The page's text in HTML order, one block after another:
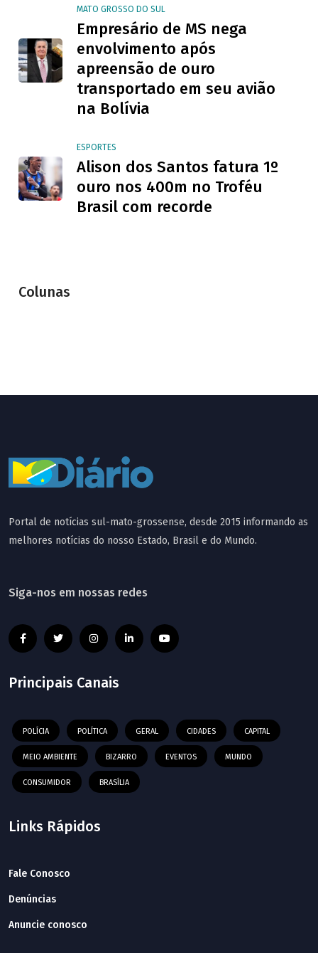
MATO GROSSO DO SUL
Empresário de MS nega
envolvimento após
apreensão de ouro
transportado em seu avião
na Bolívia
ESPORTES
Alison dos Santos fatura 1º
ouro nos 400m no Troféu
Brasil com recorde
Colunas
Portal de notícias sul-mato-grossense, desde 2015 informando as
melhores notícias do nosso Estado, Brasil e do Mundo.
Siga-nos em nossas redes
Principais Canais
POLÍCIA POLÍTICA GERAL CIDADES CAPITAL
MEIO AMBIENTE BIZARRO EVENTOS MUNDO
CONSUMIDOR BRASÍLIA
Links Rápidos
Fale Conosco
Denúncias
Anuncie conosco